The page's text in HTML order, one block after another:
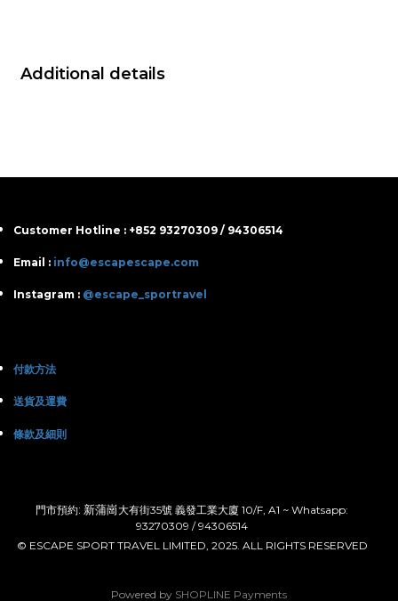
Additional details
Customer Hotline : +852 93270309 / 94306514
Email : info@escapescape.com
Instagram : @escape_sportravel
付款方法
送貨及運費
條款及細則
門市預約: 新蒲崗大有街35號 義發工業大廈 10/F, A1 ~ Whatsapp:
93270309 / 94306514
© ESCAPE SPORT TRAVEL LIMITED, 2025. ALL RIGHTS RESERVED
Powered by SHOPLINE Payments